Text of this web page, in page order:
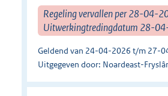
Regeling vervallen per 28-04-
Uitwerkingtredingdatum 28-
Geldend van 24-04-2026 t/m 27-
Uitgegeven door: Noardeast-